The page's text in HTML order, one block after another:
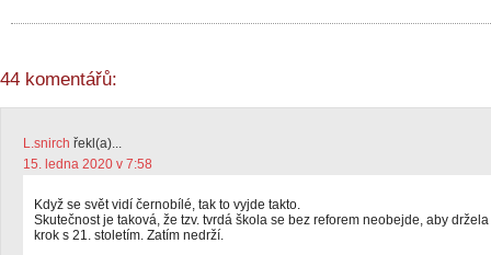
44 komentářů:
L.snirch řekl(a)...
15. ledna 2020 v 7:58
Když se svět vidí černobílé, tak to vyjde takto.
Skutečnost je taková, že tzv. tvrdá škola se bez reforem neobejde, aby držela
krok s 21. stoletím. Zatím nedrží.